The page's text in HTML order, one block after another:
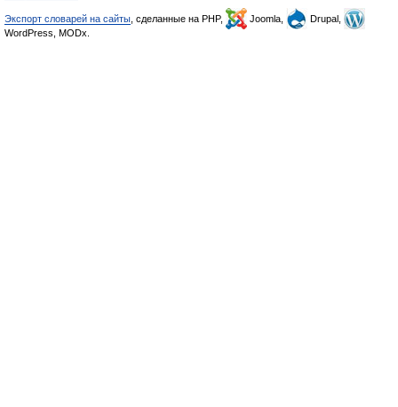
Экспорт словарей на сайты , сделанные на PHP, Joomla,
Drupal,
WordPress, MODx.